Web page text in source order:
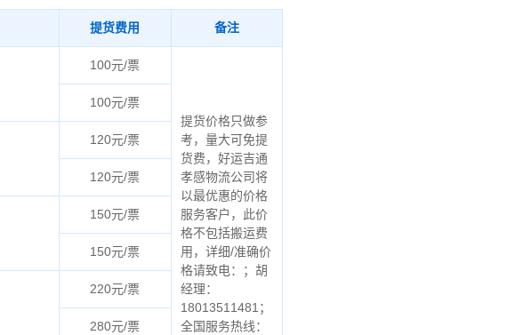
提货费用 备注
100元/票
提货价格只做参
考，量大可免提
货费，好运吉通
孝感物流公司将
以最优惠的价格
服务客户，此价
格不包括搬运费
用，详细/准确价
格请致电：；胡
经理：
18013511481；
全国服务热线：
100元/票
120元/票
120元/票
150元/票
150元/票
220元/票
280元/票